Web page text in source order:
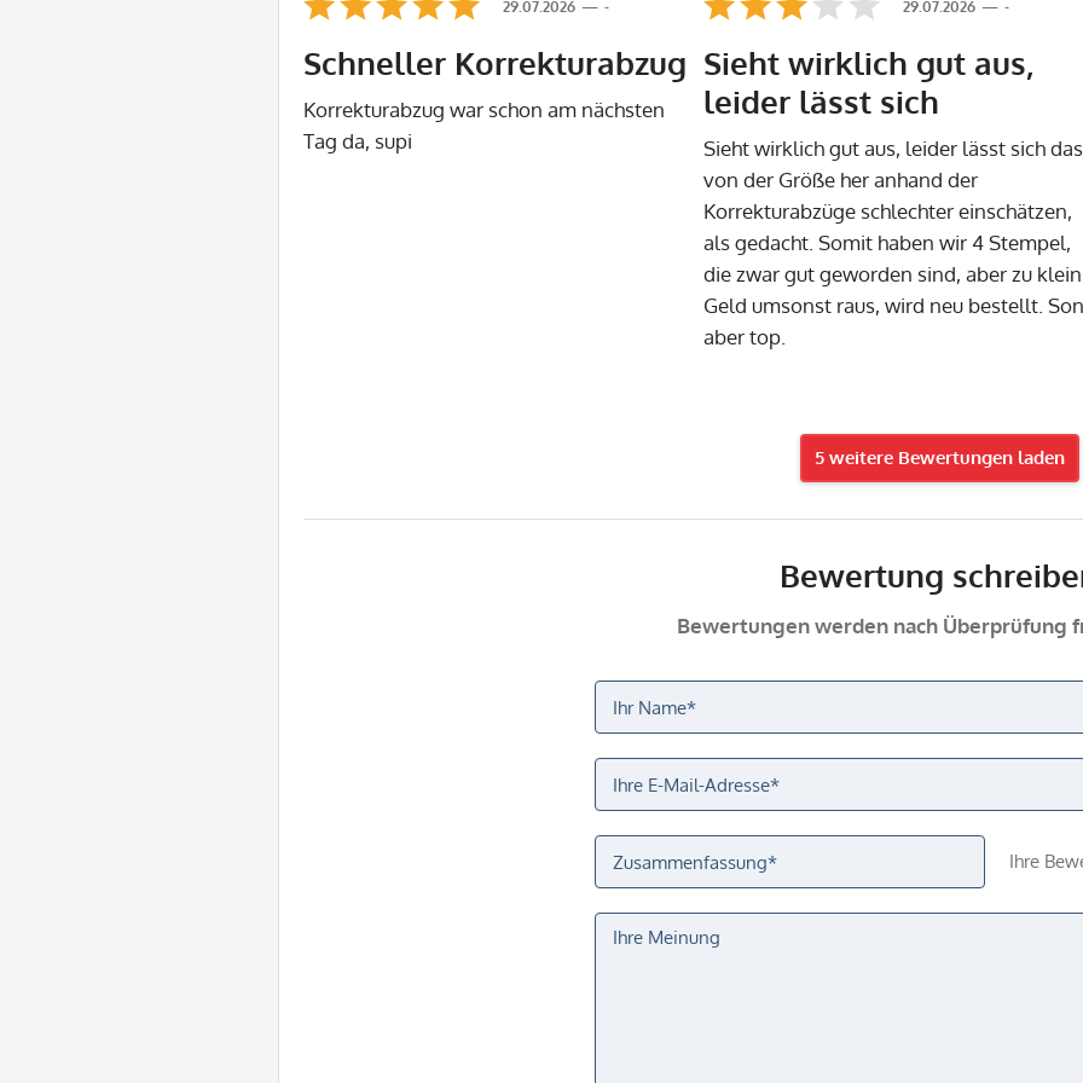
-
29.07.2026
Schneller Korrekturabzug
Korrekturabzug war schon am nächsten
Tag da, supi
-
29.07.2026
Sieht wirklich gut aus,
leider lässt sich
Sieht wirklich gut aus, leider lässt sich das
von der Größe her anhand der
Korrekturabzüge schlechter einschätzen,
als gedacht. Somit haben wir 4 Stempel,
die zwar gut geworden sind, aber zu
Geld umsonst raus, wird neu bestellt.
aber top.
5 weitere Bewertungen laden
Bewertung
Bewertungen werden nach Überprüfung
Ihre